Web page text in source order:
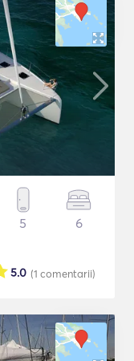
5 6
(1 comentarii)
5.0